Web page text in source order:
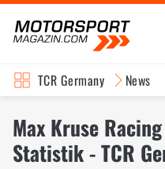
TCR Germany News
Max Kruse
Statistik - TCR